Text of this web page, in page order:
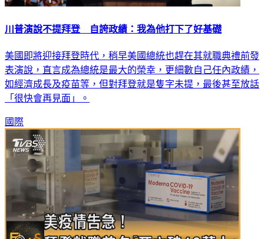
川普演說不提拜登 自誇政績：我為他打下了好基礎
美國即將迎接拜登時代，稍早美國總統也趕在其就職典禮前發
表演說，直言成為總統是最大的榮幸，更細數自己任內政績，
如經濟成長及疫苗等，但對拜登就是隻字未提，最後甚至放話
「很快會再見面」。
國際